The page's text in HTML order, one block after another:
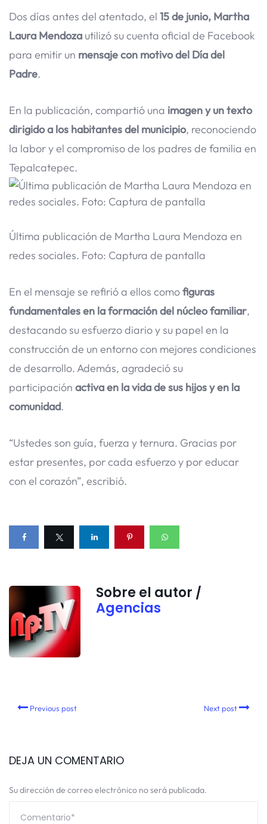
Dos días antes del atentado, el 15 de junio, Martha
Laura Mendoza utilizó su cuenta oficial de Facebook
para emitir un mensaje con motivo del Día del
Padre.
En la publicación, compartió una imagen y un texto
dirigido a los habitantes del municipio, reconociendo
la labor y el compromiso de los padres de familia en
Tepalcatepec.
Última publicación de Martha Laura Mendoza en
redes sociales. Foto: Captura de pantalla
En el mensaje se refirió a ellos comofiguras
fundamentales en la formación del núcleo familiar,
destacando su esfuerzo diario y su papel en la
construcción de un entorno con mejores condiciones
de desarrollo. Además, agradeció su
participación activa en la vida de sus hijos y en la
comunidad.
“Ustedes son guía, fuerza y ternura. Gracias por
estar presentes, por cada esfuerzo y por educar
con el corazón”, escribió.
Sobre el autor /
Agencias
Previous post Next post
DEJA UN COMENTARIO
Su dirección de correo electrónico no será publicada.